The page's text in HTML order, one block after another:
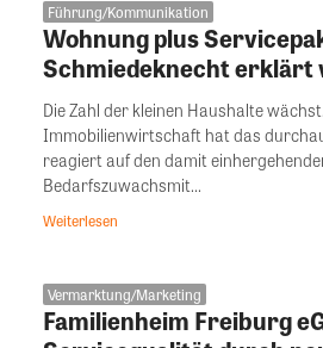
Führung/Kommunikation
Wohnung plus
Schmiedeknecht erklärt
Die Zahl der kleinen Haushalte
Immobilienwirtschaft hat das
reagiert auf den damit
Bedarfszuwachsmit...
Weiterlesen
Vermarktung/Marketing
Familienheim Freiburg